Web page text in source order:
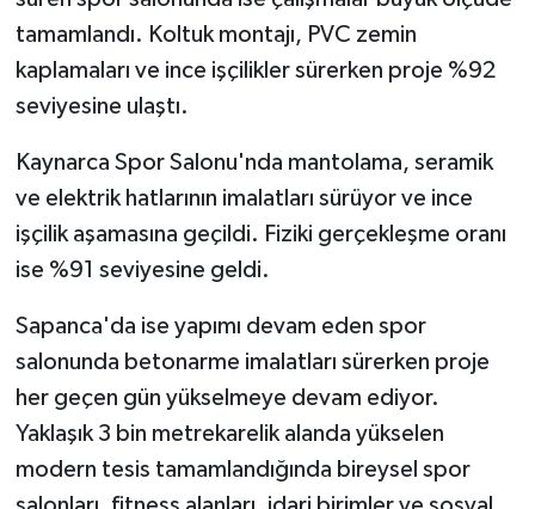
tamamlandı. Koltuk montajı, PVC zemin
kaplamaları ve ince işçilikler sürerken proje %92
seviyesine ulaştı.
Kaynarca Spor Salonu'nda mantolama, seramik
ve elektrik hatlarının imalatları sürüyor ve ince
işçilik aşamasına geçildi. Fiziki gerçekleşme oranı
ise %91 seviyesine geldi.
Sapanca'da ise yapımı devam eden spor
salonunda betonarme imalatları sürerken proje
her geçen gün yükselmeye devam ediyor.
Yaklaşık 3 bin metrekarelik alanda yükselen
modern tesis tamamlandığında bireysel spor